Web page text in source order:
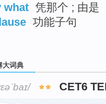
what 凭那个 ; 由是
功能子句
大词典
CET6